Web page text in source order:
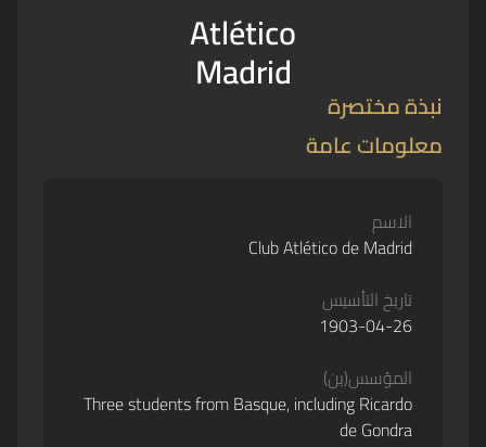
Atlético
Madrid
نبذة مختصرة
معلومات عامة
الاسم
Club Atlético de Madrid
تاريخ التأسيس
1903-04-26
المؤسس(ين)
Three students from Basque, including Ricardo
de Gondra